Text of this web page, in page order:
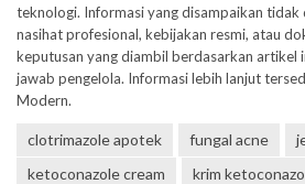
teknologi. Informasi yang disampaikan tidak
nasihat profesional, kebijakan resmi, atau
keputusan yang diambil berdasarkan artikel
jawab pengelola. Informasi lebih lanjut
Modern.
clotrimazole apotek fungal acne
ketoconazole cream
krim